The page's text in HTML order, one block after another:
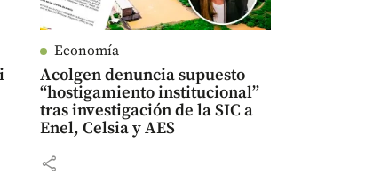
Economía
Acolgen denuncia supuesto
“hostigamiento institucional”
tras investigación de la SIC a
Enel, Celsia y AES
share